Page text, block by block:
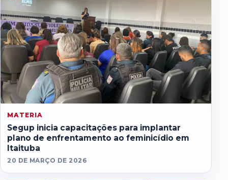
MATERIA
Segup inicia capacitações para implantar
plano de enfrentamento ao feminicídio em
Itaituba
20 DE MARÇO DE 2026